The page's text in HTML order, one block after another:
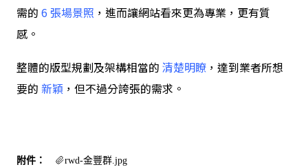
需的 6 張場景照 ，進而讓網站看來更為專業，更有質
感。
整體的版型規劃及架構相當的 清楚明瞭 ，達到業者所想
要的 新穎 ，但不過分誇張的需求。
附件： rwd-金豐群.jpg